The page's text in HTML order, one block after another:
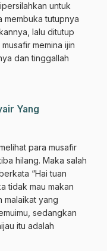
NU
terbaru langsung dari
untuk
membuka tutupnya
lalu ditutup
memina ijin
dan tinggallah
Yang
para musafir
hilang. Maka salah
“Hai tuan
tidak mau makan
malaikat yang
sedangkan
itu adalah